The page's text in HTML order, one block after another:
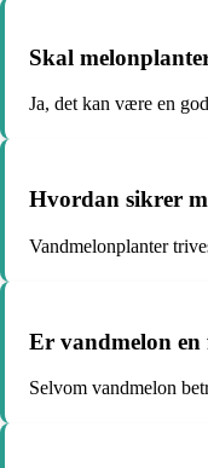
Skal
Ja, det kan være en
Hvordan sikrer
Vandmelonplanter
Er vandmelon en
Selvom vandmelon